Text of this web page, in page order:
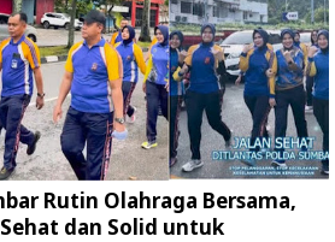
Rutin Olahraga Bersama,
dan Solid untuk